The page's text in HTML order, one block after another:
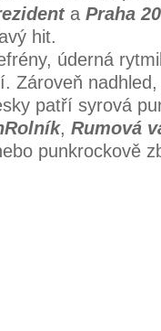
a Praha
hit.
úderná
Zároveň
patří syrová
, Rumová
punkrockově